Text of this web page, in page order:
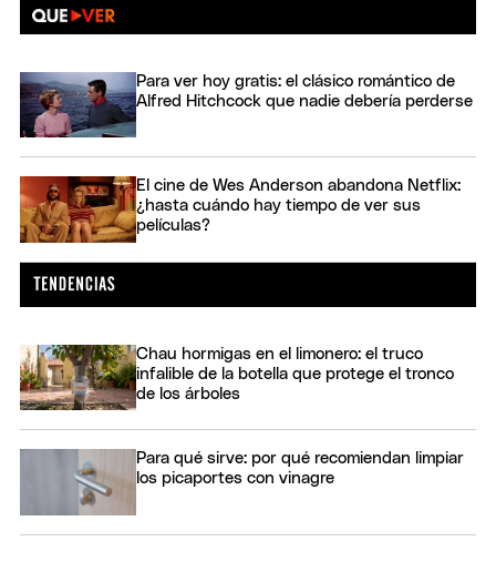
Para ver hoy gratis: el clásico romántico de
Alfred Hitchcock que nadie debería perderse
El cine de Wes Anderson abandona Netflix:
¿hasta cuándo hay tiempo de ver sus
películas?
Chau hormigas en el limonero: el truco
infalible de la botella que protege el tronco
de los árboles
Para qué sirve: por qué recomiendan limpiar
los picaportes con vinagre